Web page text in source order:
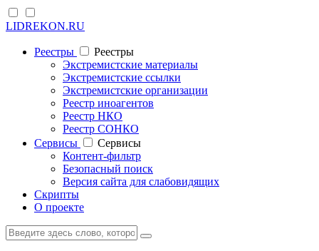
LIDREKON.RU
Реестры
Реестры
Экстремистские материалы
Экстремистские ссылки
Экстремистские организации
Реестр иноагентов
Реестр НКО
Реестр СОНКО
Cервисы
Cервисы
Контент-фильтр
Безопасный поиск
Версия сайта для слабовидящих
Скрипты
О проекте